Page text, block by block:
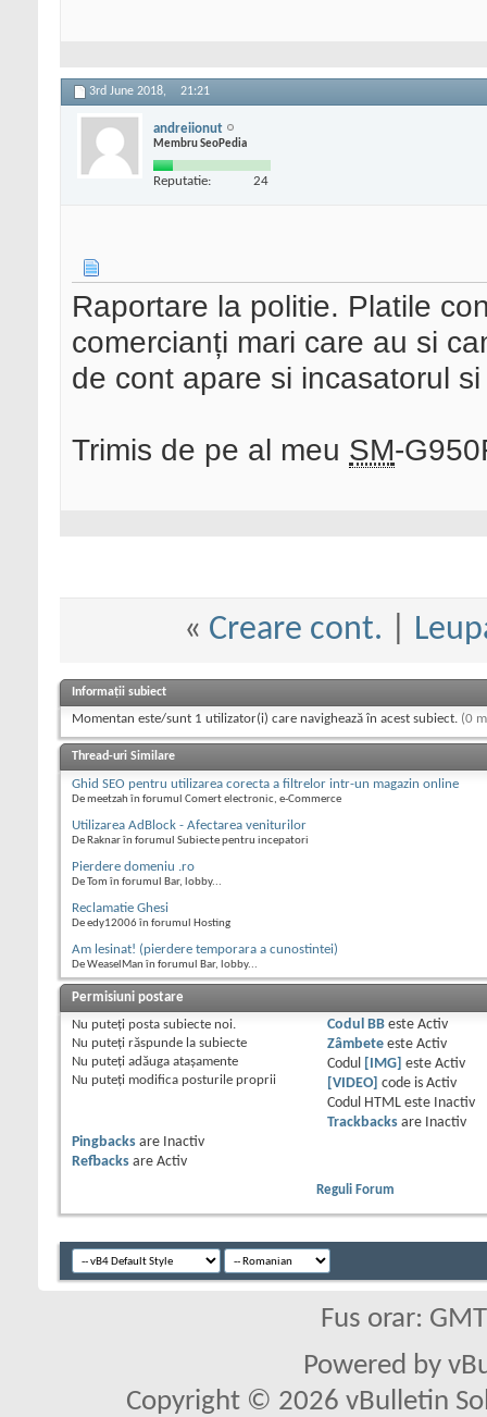
3rd June 2018, 21:21
andreiionut
Membru SeoPedia
Reputatie: 24
Raportare la politie. Platile
comercianți mari care au si
de cont apare si incasatorul
Trimis de pe al meu SM-
« Creare cont.
Informații subiect
Momentan este/sunt 1 utilizator(i) care navighează în acest subiect. (0
Thread-uri Similare
Ghid SEO pentru utilizarea corecta a filtrelor intr-un magazin online
De meetzah în forumul Comert electronic, e-Commerce
Utilizarea AdBlock - Afectarea veniturilor
De Raknar în forumul Subiecte pentru incepatori
Pierdere domeniu .ro
De Tom în forumul Bar, lobby...
Reclamatie Ghesi
De edy12006 în forumul Hosting
Am lesinat! (pierdere temporara a cunostintei)
De WeaselMan în forumul Bar, lobby...
Permisiuni postare
Nu puteţi posta subiecte noi.
Nu puteţi răspunde la subiecte
Nu puteţi adăuga ataşamente
Nu puteţi modifica posturile proprii
Codul BBeste Activ
Zâmbeteeste Activ
Codul
[IMG] este Activ
[VIDEO]
code is Activ
Codul HTML este
Inactiv
Trackbacksare
Inactiv
Pingbacks are
Inactiv
Refbacks are Activ
Reguli Forum
Fus orar:
Powered by
Copyright © 2026 vBulletin